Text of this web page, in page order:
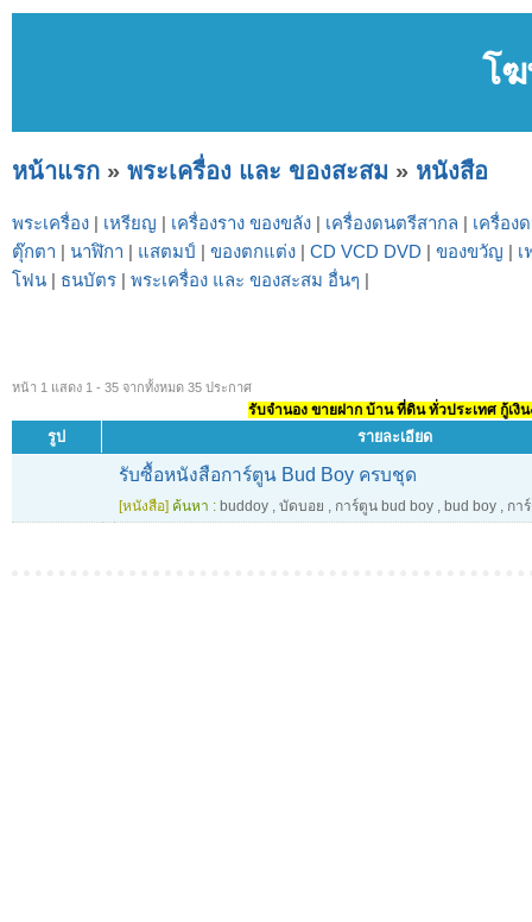
โ
หน้าแรก » พระเครื่อง และ ของสะสม » หนังสือ
พระเครื่อง | เหรียญ | เครื่องราง ของขลัง | เครื่องดนตรีสากล | เครื่อง
ตุ๊กตา | นาฬิกา | แสตมป์ | ของตกแต่ง | CD VCD DVD | ของขวัญ | เ
โฟน | ธนบัตร | พระเครื่อง และ ของสะสม อื่นๆ |
หน้า 1 แสดง 1 - 35 จากทั้งหมด 35 ประกาศ
รับจำนอง ขายฝาก บ้าน ที่ดิน ทั่วประเทศ กู้เงิ
รูป รายละเอียด
รับซื้อหนังสือการ์ตูน Bud Boy ครบชุด
[หนังสือ] ค้นหา : buddoy , บัดบอย , การ์ตูน bud boy , bud boy , กา